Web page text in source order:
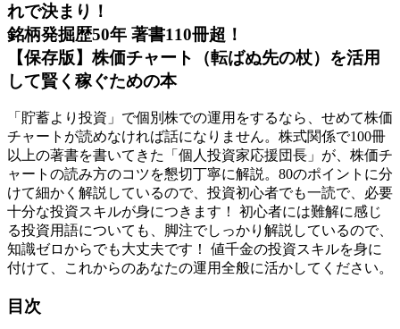
れで決まり！
銘柄発掘歴50年 著書110冊超！
【保存版】株価チャート（転ばぬ先の杖）を活用
して賢く稼ぐための本
「貯蓄より投資」で個別株での運用をするなら、せめて株価
チャートが読めなければ話になりません。株式関係で100冊
以上の著書を書いてきた「個人投資家応援団長」が、株価チ
ャートの読み方のコツを懇切丁寧に解説。80のポイントに分
けて細かく解説しているので、投資初心者でも一読で、必要
十分な投資スキルが身につきます！ 初心者には難解に感じ
る投資用語についても、脚注でしっかり解説しているので、
知識ゼロからでも大丈夫です！ 値千金の投資スキルを身に
付けて、これからのあなたの運用全般に活かしてください。
目次